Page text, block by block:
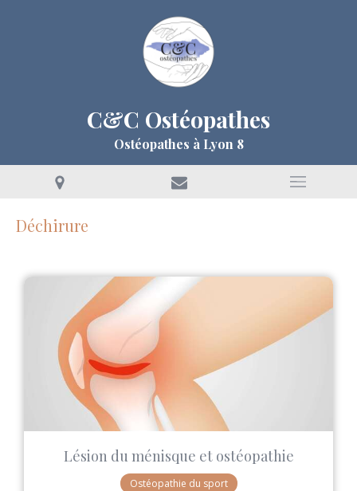
C&C Ostéopathes
Ostéopathes à Lyon 8
Déchirure
Lésion du ménisque et ostéopathie
Ostéopathie du sport